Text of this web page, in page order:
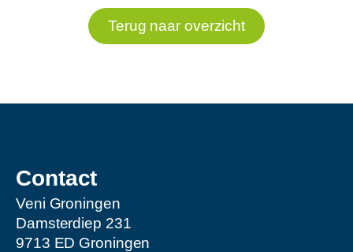
Terug naar overzicht
Contact
Veni Groningen
Damsterdiep 231
9713 ED Groningen